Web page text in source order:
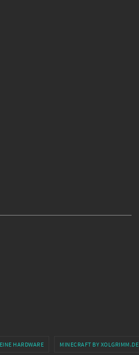
HARDWARE MINECRAFT BY XOLGRIMM.DE